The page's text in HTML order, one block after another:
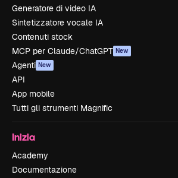
Generatore di video IA
Sintetizzatore vocale IA
Contenuti stock
MCP per Claude/ChatGPT New
Agenti New
API
App mobile
Tutti gli strumenti Magnific
Inizia
Academy
Documentazione